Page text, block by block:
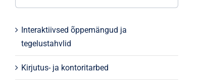
Interaktiivsed õppemängud ja
tegelustahvlid
Kirjutus- ja kontoritarbed